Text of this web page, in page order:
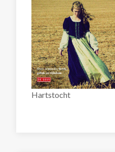
Hartstocht